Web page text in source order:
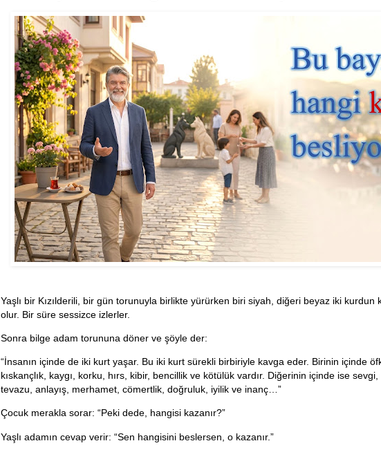
Yaşlı bir Kızılderili, bir gün torunuyla birlikte yürürken biri siyah, diğeri beyaz iki kurdun
olur. Bir süre sessizce izlerler.
Sonra bilge adam torununa döner ve şöyle der:
“İnsanın içinde de iki kurt yaşar. Bu iki kurt sürekli birbiriyle kavga eder. Birinin içinde
kıskançlık, kaygı, korku, hırs, kibir, bencillik ve kötülük vardır. Diğerinin içinde ise sevgi,
tevazu, anlayış, merhamet, cömertlik, doğruluk, iyilik ve inanç…”
Çocuk merakla sorar: “Peki dede, hangisi kazanır?”
Yaşlı adamın cevap verir: “Sen hangisini beslersen, o kazanır.”